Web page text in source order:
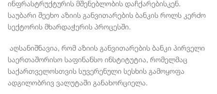
ინფრასტრუქტურის მშენებლობის დაჩქარებისკენ.
საუბარი შეეხო აზიის განვითარების ბანკის როლს კერძო
სექტორის მხარდაჭერის პროცესში.
აღსანიშნავია, რომ აზიის განვითარების ბანკი პირველი
საერთაშორისო საფინანსო ინსტიტუტია, რომელმაც
საქართველოსთვის სუვერენული სესხის გამოყოფა
ადგილობრივ ვალუტაში განახორციელა.